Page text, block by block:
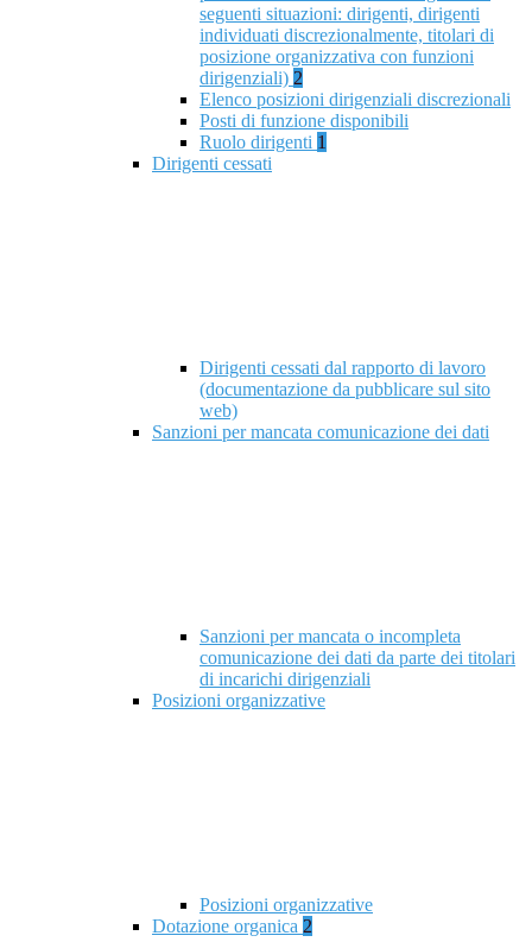
seguenti situazioni: dirigenti, dirigenti
individuati discrezionalmente, titolari di
posizione organizzativa con funzioni
dirigenziali) 2
Elenco posizioni dirigenziali discrezionali
Posti di funzione disponibili
Ruolo dirigenti 1
Dirigenti cessati
Dirigenti cessati dal rapporto di lavoro
(documentazione da pubblicare sul sito
web)
Sanzioni per mancata comunicazione dei dati
Sanzioni per mancata o incompleta
comunicazione dei dati da parte dei titolari
di incarichi dirigenziali
Posizioni organizzative
Posizioni organizzative
Dotazione organica 2